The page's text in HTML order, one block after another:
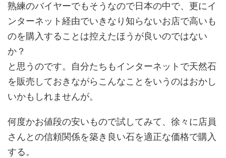
熟練のバイヤーでもそうなので日本の中で、更にイ
ンターネット経由でいきなり知らないお店で高いも
のを購入することは控えたほうが良いのではない
か？
と思うのです。自分たちもインターネットで天然石
を販売しておきながらこんなことをいうのはおかし
いかもしれませんが。
何度かお値段の安いもので試してみて、徐々に店員
さんとの信頼関係を築き良い石を適正な価格で購入
する。